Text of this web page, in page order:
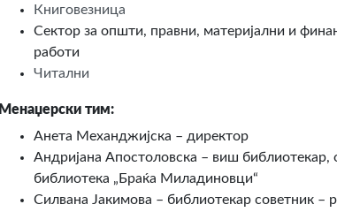
Книговезница
Сектор за општи, правни, материјални и
работи
Читални
Менаџерски тим:
Анета Механджијска – директор
Андријана Апостоловска – виш библиотекар,
библиотека „Браќа Миладиновци“
Силвана Јакимова – библиотекар советник –